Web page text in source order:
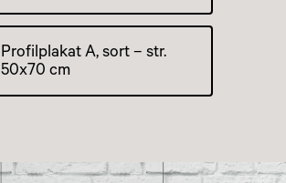
Profilplakat A, sort – str.
50x70 cm